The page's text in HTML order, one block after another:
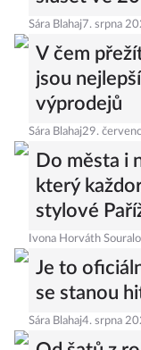
Sára Blahaj7. srpna
V čem
jsou
výprodejů
Sára Blahaj29.
Do města i
který
stylové
Ivona Horváth
Je to
se stanou
Sára Blahaj4. srpna